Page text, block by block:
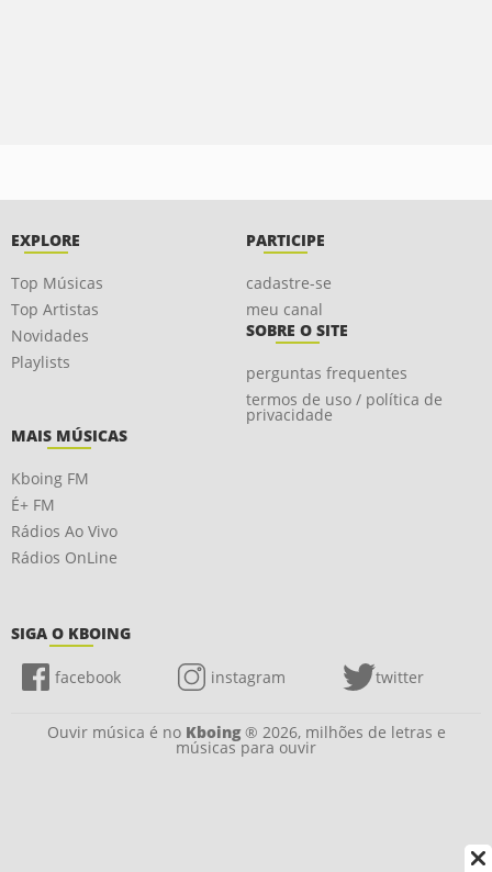
EXPLORE
Top Músicas
Top Artistas
Novidades
Playlists
PARTICIPE
cadastre-se
meu canal
SOBRE O SITE
perguntas frequentes
termos de uso / política de
privacidade
MAIS MÚSICAS
Kboing FM
É+ FM
Rádios Ao Vivo
Rádios OnLine
SIGA O KBOING
facebook instagram twitter
Ouvir música é no Kboing® 2026, milhões de letras e
músicas para ouvir